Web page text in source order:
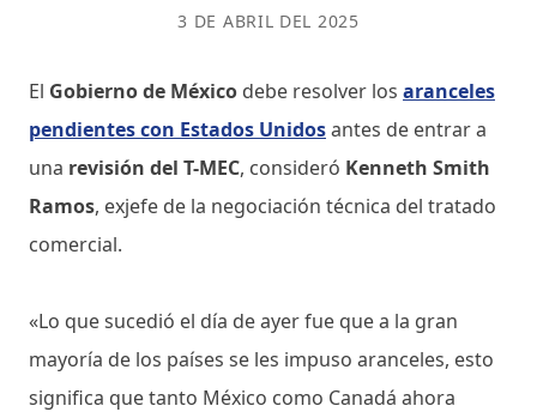
3 DE ABRIL DEL 2025
El Gobierno de México debe resolver los aranceles
pendientes con Estados Unidosantes de entrar a
una revisión del T-MEC, consideró Kenneth Smith
Ramos, exjefe de la negociación técnica del tratado
comercial.
«Lo que sucedió el día de ayer fue que a la gran
mayoría de los países se les impuso aranceles, esto
significa que tanto México como Canadá ahora